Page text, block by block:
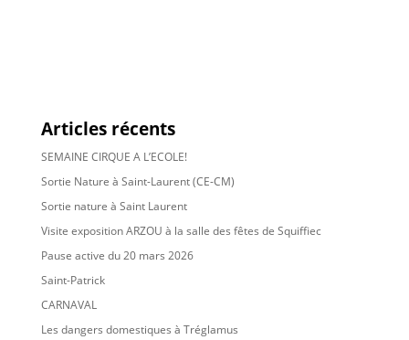
Articles récents
SEMAINE CIRQUE A L’ECOLE!
Sortie Nature à Saint-Laurent (CE-CM)
Sortie nature à Saint Laurent
Visite exposition ARZOU à la salle des fêtes de Squiffiec
Pause active du 20 mars 2026
Saint-Patrick
CARNAVAL
Les dangers domestiques à Tréglamus